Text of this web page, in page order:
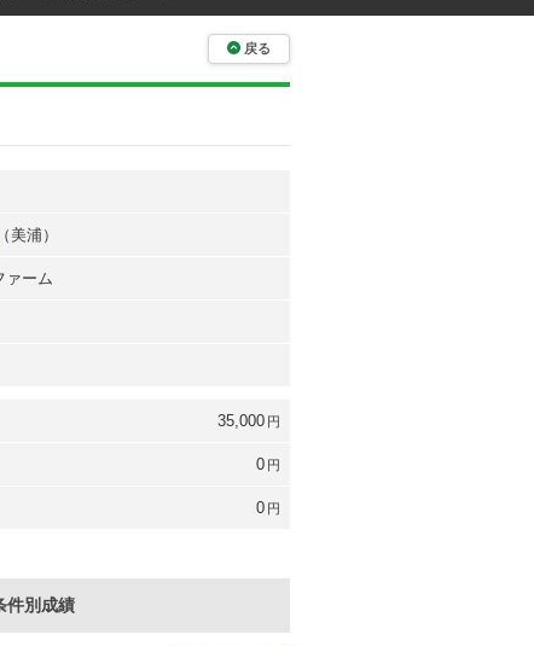
戻る
（美浦）
ァーム
35,000 円
0 円
0 円
件別成績